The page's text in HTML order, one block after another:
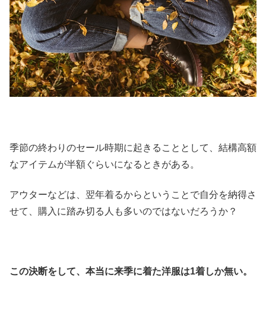
季節の終わりのセール時期に起きることとして、結構高額
なアイテムが半額ぐらいになるときがある。
アウターなどは、翌年着るからということで自分を納得さ
せて、購入に踏み切る人も多いのではないだろうか？
この決断をして、本当に来季に着た洋服は1着しか無い。